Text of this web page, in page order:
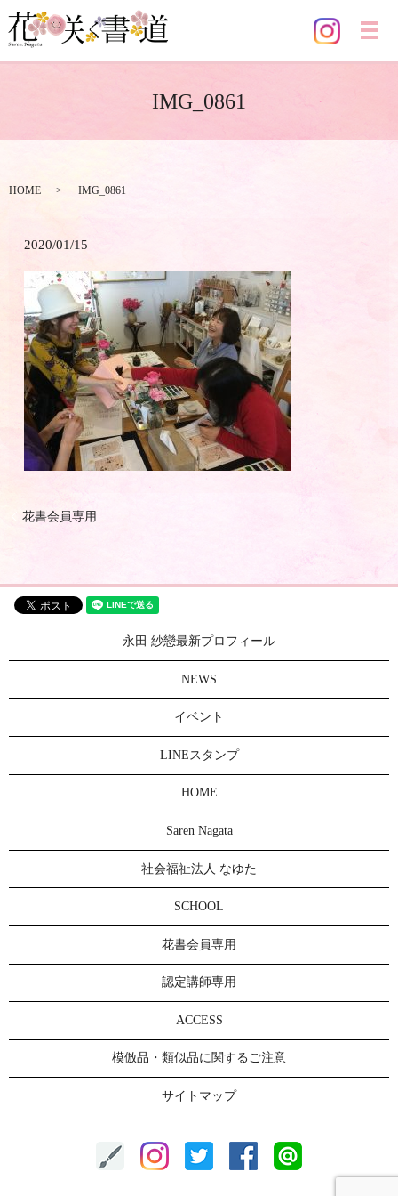
メ
IMG_0861
HOME IMG_0861
2020/01/15
花書会員専用
永田 紗戀最新プロフィール
NEWS
イベント
LINEスタンプ
HOME
Saren Nagata
社会福祉法人 なゆた
SCHOOL
花書会員専用
認定講師専用
ACCESS
模倣品・類似品に関するご注意
サイトマップ